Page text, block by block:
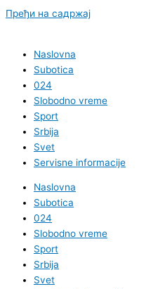
Пређи на садржај
Naslovna
Subotica
024
Slobodno vreme
Sport
Srbija
Svet
Servisne informacije
Naslovna
Subotica
024
Slobodno vreme
Sport
Srbija
Svet